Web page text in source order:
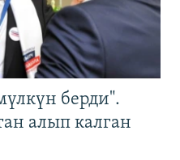
берди".
алып калган